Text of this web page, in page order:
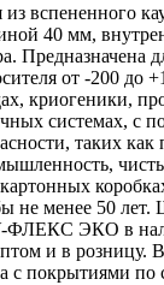
вспененного
40 мм,
Предназначена
от -200 до
криогеники,
системах, с
таких как
не менее 50
ФЛЕКС ЭКО в
и в розницу.
с покрытиями по